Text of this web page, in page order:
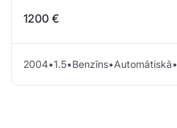
1200 €
2004•1.5•Benzīns•Automātiskā•